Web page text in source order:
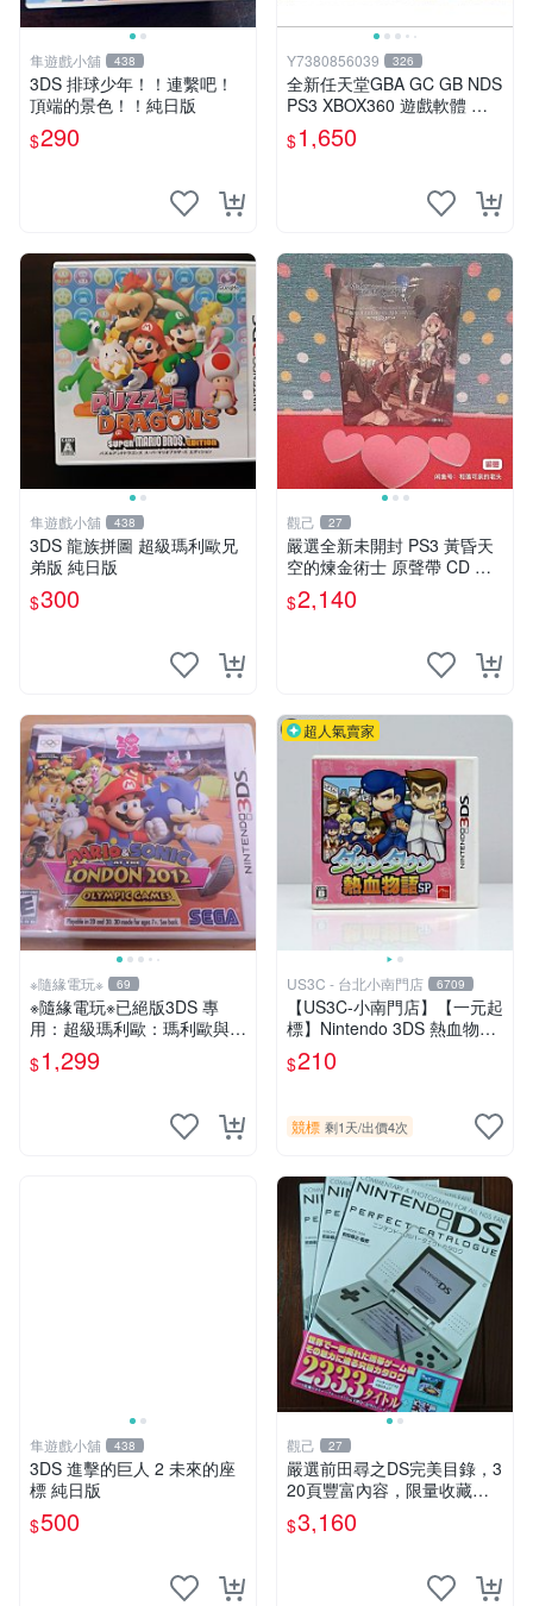
隼遊戲小舖 438
3DS 排球少年！！連繫吧！
頂端的景色！！純日版
$290
Y7380856039 326
￼全新任天堂GBA GC GB NDS
PS3 XBOX360 遊戲軟體 福
音戰士模型 歡迎詢問
$1,650
隼遊戲小舖 438
3DS 龍族拼圖 超級瑪利歐兄
弟版 純日版
$300
觀己 27
嚴選全新未開封 PS3 黃昏天
空的煉金術士 原聲帶 CD 鈴
木光司 錦織アトリエ 黃昏天
空 煉金術士 原聲帶
$2,140
※隨緣電玩※ 69
※隨緣電玩※已絕版3DS 專
用：超級瑪利歐：瑪利歐與索
尼克2012：卡帶《一盒裝》
遊戲片㊣正版㊣如附件
$1,299
超人氣賣家
US3C - 台北小南門店 6709
【US3C-小南門店】【一元起
標】Nintendo 3DS 熱血物語
SP 日文版 正版遊戲片 二手
遊戲片
$210
競標 剩1天/出價4次
隼遊戲小舖 438
3DS 進擊的巨人 2 未來的座
標 純日版
$500
觀己 27
嚴選前田尋之DS完美目錄，3
20頁豐富內容，限量收藏佳
品 時代典藏 書籍收藏 時代典
藏 書籍收藏 目錄收藏
$3,160